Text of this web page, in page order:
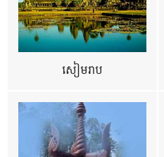
សៀមរាប